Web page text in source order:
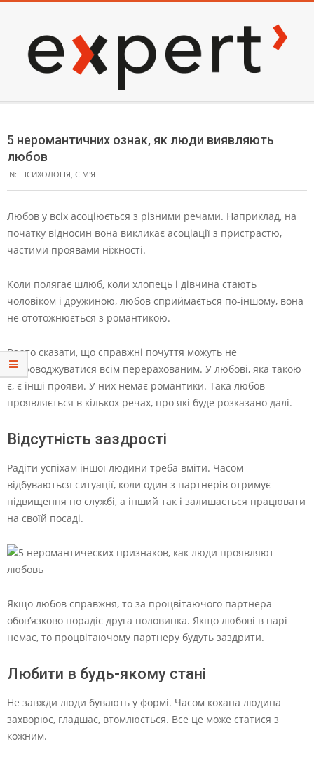
content
EXPERT
Menu
5 неромантичних ознак, як люди виявляють
любов
IN: ПСИХОЛОГІЯ, СІМ'Я
Любов у всіх асоціюється з різними речами. Наприклад, на
початку відносин вона викликає асоціації з пристрастю,
частими проявами ніжності.
Коли полягає шлюб, коли хлопець і дівчина стають
чоловіком і дружиною, любов сприймається по-іншому, вона
не ототожнюється з романтикою.
Варто сказати, що справжні почуття можуть не
супроводжуватися всім перерахованим. У любові, яка такою
є, є інші прояви. У них немає романтики. Така любов
проявляється в кількох речах, про які буде розказано далі.
Відсутність заздрості
Радіти успіхам іншої людини треба вміти. Часом
відбуваються ситуації, коли один з партнерів отримує
підвищення по службі, а інший так і залишається працювати
на своїй посаді.
Якщо любов справжня, то за процвітаючого партнера
обов’язково порадіє друга половинка. Якщо любові в парі
немає, то процвітаючому партнеру будуть заздрити.
Любити в будь-якому стані
Не завжди люди бувають у формі. Часом кохана людина
захворює, гладшає, втомлюється. Все це може статися з
кожним.